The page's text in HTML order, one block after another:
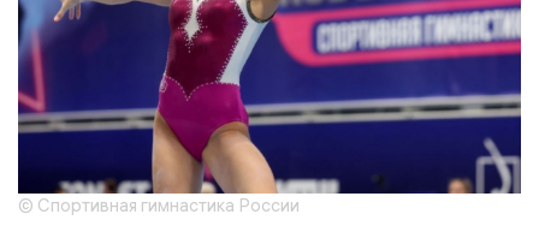
© Спортивная гимнастика России